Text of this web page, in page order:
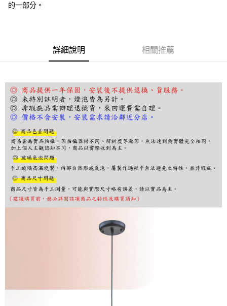
AFTEE先享後付
【「AFTEE先享後付」結帳流程】
１．於結帳方式選擇「AFTEE先享後付」後，將跳轉至「AFTEE先享後付」
結帳頁面，進行簡訊認證並確認金額後，即可完成結帳。
２．訂單成立數日內，您將收到繳費通知簡訊。
３．收到繳費通知簡訊後14天內，點擊此簡訊中的連結，可透過四大超商／
ATM／網路銀行／等多元方式進行付款，方視為交易完成。
※ 請注意：結帳手續完成當下不需立刻繳費，但若您需要取消訂單，請聯絡
購買商品的店家。未經商家同意取消之訂單仍視為有效，需透過AFTEE先享
後付繳納相關費用。
※ 交易是否成功請以「AFTEE先享後付 」之結帳頁面顯示為準，若有關於
是否繳費成功／繳費後需取消欲退款等相關疑問，請聯繫「AFTEE先享後付
客戶支援中心」
https://netprotections.freshdesk.com/support/home
１．透過由恩沛科技股份有限公司提供之「AFTEE先享後付」服務完成之交
易，需依本服務之必要範圍內提供個人資料，並將交易相關給付款項請求債
每筆NT$180，滿NT$5,000(含以上)免運費
的一部分。
詳細說明 相關推薦